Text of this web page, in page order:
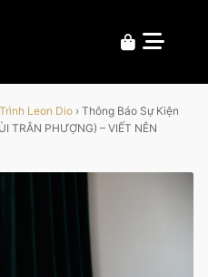
Leon Dio › Thông Báo Sự Kiện
TRÂN PHƯỢNG) – VIẾT NÊN